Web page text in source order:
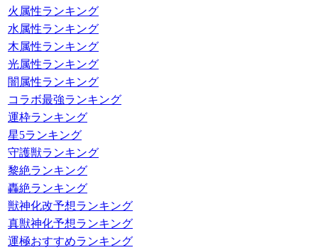
火属性ランキング
水属性ランキング
木属性ランキング
光属性ランキング
闇属性ランキング
コラボ最強ランキング
運枠ランキング
星5ランキング
守護獣ランキング
黎絶ランキング
轟絶ランキング
獣神化改予想ランキング
真獣神化予想ランキング
運極おすすめランキング